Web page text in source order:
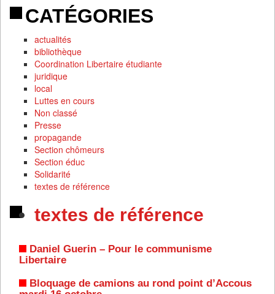
CATÉGORIES
actualités
bibliothèque
Coordination Libertaire étudiante
juridique
local
Luttes en cours
Non classé
Presse
propagande
Section chômeurs
Section éduc
Solidarité
textes de référence
textes de référence
Daniel Guerin – Pour le communisme
Libertaire
Bloquage de camions au rond point d’Accous